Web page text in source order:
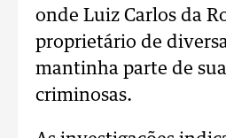
onde Luiz Carlos da
proprietário de
mantinha parte de
criminosas.